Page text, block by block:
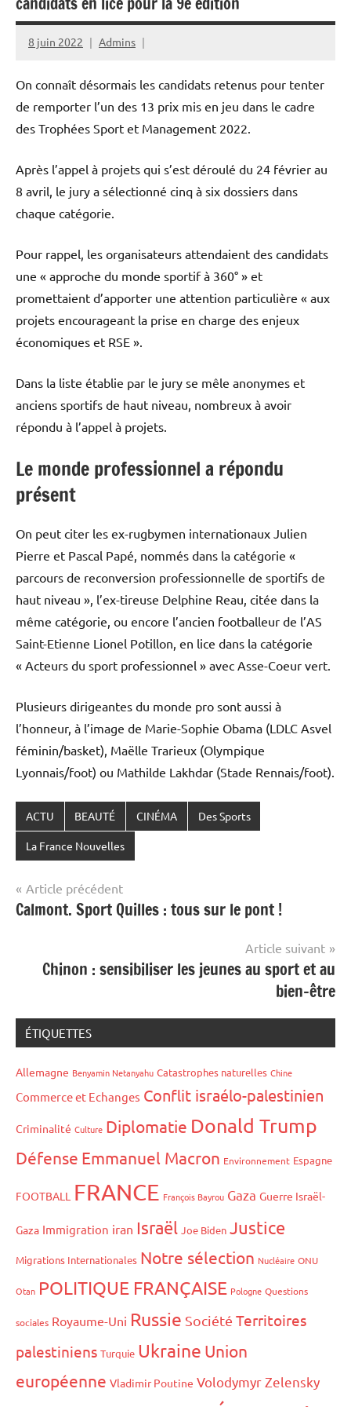
8 juin 2022 Admins
On connaît désormais les candidats retenus pour tenter
de remporter l’un des 13 prix mis en jeu dans le cadre
des Trophées Sport et Management 2022.
Après l’appel à projets qui s’est déroulé du 24 février au
8 avril, le jury a sélectionné cinq à six dossiers dans
chaque catégorie.
Pour rappel, les organisateurs attendaient des candidats
une « approche du monde sportif à 360° » et
promettaient d’apporter une attention particulière « aux
projets encourageant la prise en charge des enjeux
économiques et RSE ».
Dans la liste établie par le jury se mêle anonymes et
anciens sportifs de haut niveau, nombreux à avoir
répondu à l’appel à projets.
Le monde professionnel a répondu
présent
On peut citer les ex-rugbymen internationaux Julien
Pierre et Pascal Papé, nommés dans la catégorie «
parcours de reconversion professionnelle de sportifs de
haut niveau », l’ex-tireuse Delphine Reau, citée dans la
même catégorie, ou encore l’ancien footballeur de l’AS
Saint-Etienne Lionel Potillon, en lice dans la catégorie
« Acteurs du sport professionnel » avec Asse-Coeur vert.
Plusieurs dirigeantes du monde pro sont aussi à
l’honneur, à l’image de Marie-Sophie Obama (LDLC Asvel
féminin/basket), Maëlle Trarieux (Olympique
Lyonnais/foot) ou Mathilde Lakhdar (Stade Rennais/foot).
ACTU BEAUTÉ CINÉMA Des Sports
La France Nouvelles
Navigation
de
Article précédent
Calmont. Sport Quilles : tous sur le pont !
Article suivant
Chinon : sensibiliser les jeunes au sport et au
bien-être
ÉTIQUETTES
Allemagne Benyamin Netanyahu Catastrophes naturelles Chine
Commerce et Echanges Conflit israélo-palestinien
Criminalité Culture Diplomatie Donald Trump
Défense Emmanuel Macron Environnement Espagne
FOOTBALL FRANCE François Bayrou Gaza Guerre Israël-
Gaza Immigration iran Israël Joe Biden Justice
Migrations Internationales Notre sélection Nucléaire ONU
Otan POLITIQUE FRANÇAISE Pologne Questions
sociales Royaume-Uni Russie Société Territoires
palestiniens Turquie Ukraine Union
européenne Vladimir Poutine Volodymyr Zelensky